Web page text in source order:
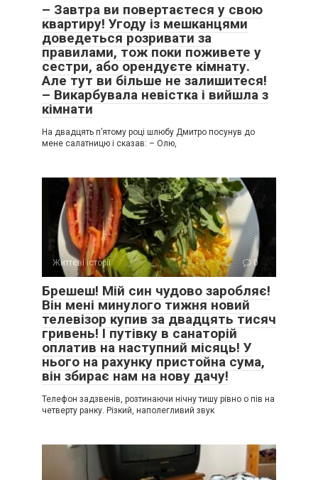
– Завтра ви повертаєтеся у свою
квартиру! Угоду із мешканцями
доведеться розривати за
правилами, тож поки поживете у
сестри, або орендуєте кімнату.
Але тут ви більше не залишитеся!
– Викарбувала невістка і вийшла з
кімнати
На двадцять п’ятому році шлюбу Дмитро посунув до
мене салатницю і сказав: – Олю,
Життєві історії 0
Брешеш! Мій син чудово заробляє!
Він мені минулого тижня новий
телевізор купив за двадцять тисяч
гривень! І путівку в санаторій
оплатив на наступний місяць! У
нього на рахунку пристойна сума,
він збирає нам на нову дачу!
Телефон задзвенів, розтинаючи нічну тишу рівно о пів на
четверту ранку. Різкий, наполегливий звук